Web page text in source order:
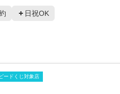
日祝OK
ードくじ対象店